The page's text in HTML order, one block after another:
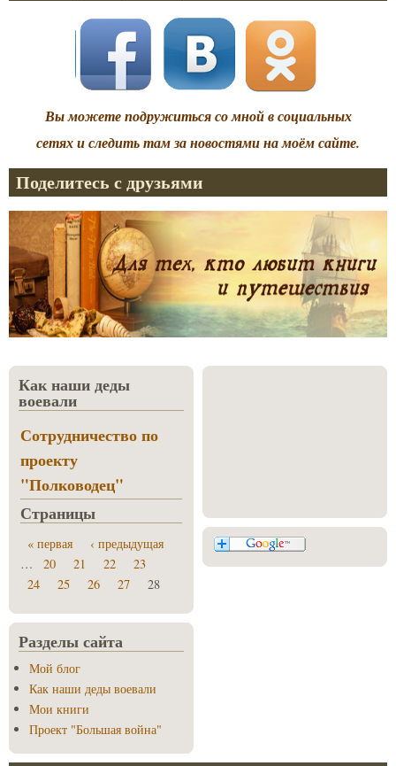
Вы можете подружиться со мной в социальных
сетях и следить там за новостями на моём сайте.
Поделитесь с друзьями
Как наши деды
воевали
Сотрудничество по
проекту
"Полководец"
Страницы
« первая
‹ предыдущая
…
20 21 22
23
24
25 26 27 28
Разделы сайта
Мой блог
Как наши деды воевали
Мои книги
Проект "Большая война"